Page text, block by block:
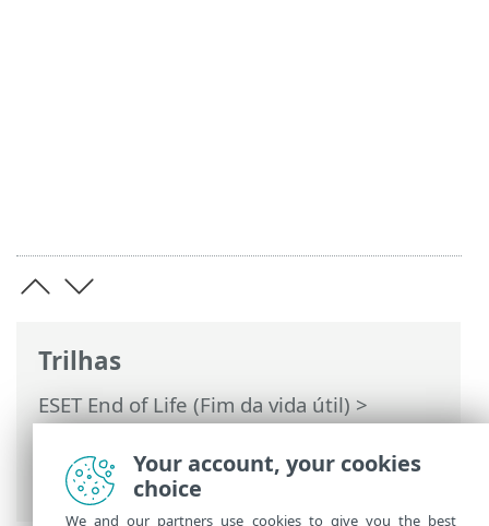
Trilhas
ESET End of Life (Fim da vida útil)>
Política de fim da vida útil para aplicativos
empresariais> Seu aplicativo ESET é
compatível?
Your account, your cookies
choice
We and our partners use cookies to give you the best